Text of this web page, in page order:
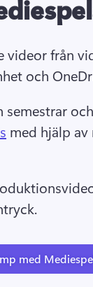
videor från
och
med hjälp
med